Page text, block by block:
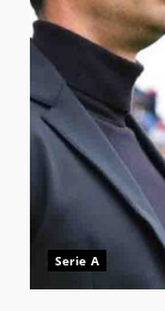
Serie A